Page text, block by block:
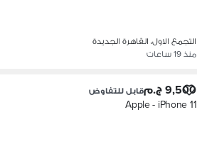
التجمع الاول، القاهرة الجديدة
منذ 19 ساعات
9,500 ج.م قابل للتفاوض
Apple - iPhone 11